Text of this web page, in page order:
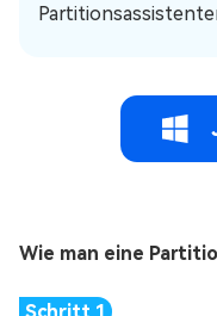
Wie man eine